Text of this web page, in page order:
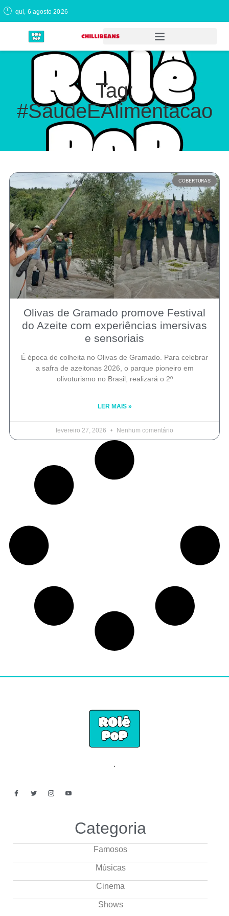
qui, 6 agosto 2026
Tag:
#SaudeEAlimentacao
COBERTURAS
Olivas de Gramado promove Festival
do Azeite com experiências imersivas
e sensoriais
É época de colheita no Olivas de Gramado. Para celebrar
a safra de azeitonas 2026, o parque pioneiro em
olivoturismo no Brasil, realizará o 2º
LER MAIS »
fevereiro 27, 2026 Nenhum comentário
.
Categoria
Famosos
Músicas
Cinema
Shows